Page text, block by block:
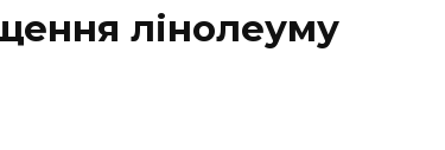
лінолеуму